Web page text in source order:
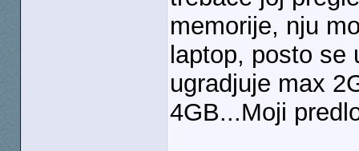
memorije, nju
laptop, posto se
ugradjuje max
4GB...Moji